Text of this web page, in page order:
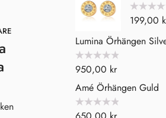
Betygsatt
0
5
199,00
Lumina Örhängen
Betygsatt
0
5
950,00 kr
Amé Örhängen Guld
Betygsatt